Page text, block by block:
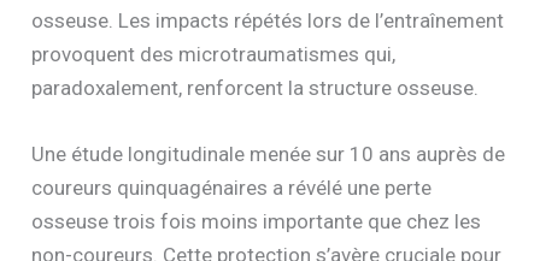
osseuse. Les impacts répétés lors de l’entraînement
provoquent des microtraumatismes qui,
paradoxalement, renforcent la structure osseuse.
Une étude longitudinale menée sur 10 ans auprès de
coureurs quinquagénaires a révélé une perte
osseuse trois fois moins importante que chez les
non-coureurs. Cette protection s’avère cruciale pour